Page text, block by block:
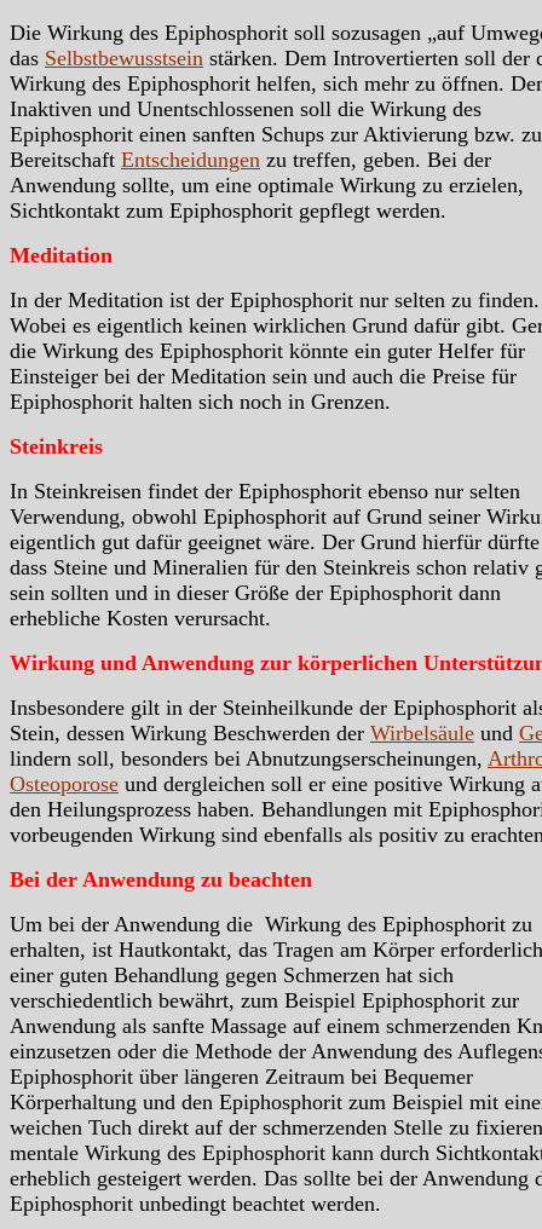
Die Wirkung des Epiphosphorit soll sozusagen „auf
das Selbstbewusstsein stärken. Dem Introvertierten soll der
Wirkung des Epiphosphorit helfen, sich mehr zu öffnen.
Inaktiven und Unentschlossenen soll die Wirkung des
Epiphosphorit einen sanften Schups zur Aktivierung bzw.
Bereitschaft Entscheidungen zu treffen, geben. Bei der
Anwendung sollte, um eine optimale Wirkung zu erzielen,
Sichtkontakt zum Epiphosphorit gepflegt werden.
Meditation
In der Meditation ist der Epiphosphorit nur selten zu finden.
Wobei es eigentlich keinen wirklichen Grund dafür gibt.
die Wirkung des Epiphosphorit könnte ein guter Helfer für
Einsteiger bei der Meditation sein und auch die Preise für
Epiphosphorit halten sich noch in Grenzen.
Steinkreis
In Steinkreisen findet der Epiphosphorit ebenso nur selten
Verwendung, obwohl Epiphosphorit auf Grund seiner
eigentlich gut dafür geeignet wäre. Der Grund hierfür
dass Steine und Mineralien für den Steinkreis schon relativ
sein sollten und in dieser Größe der Epiphosphorit dann
erhebliche Kosten verursacht.
Wirkung und Anwendung zur körperlichen
Insbesondere gilt in der Steinheilkunde der Epiphosphorit
Stein, dessen Wirkung Beschwerden der Wirbelsäule und
lindern soll, besonders bei Abnutzungserscheinungen,
Osteoporose und dergleichen soll er eine positive Wirkung
den Heilungsprozess haben. Behandlungen mit
vorbeugenden Wirkung sind ebenfalls als positiv zu
Bei der Anwendung zu beachten
Um bei der Anwendung die Wirkung des Epiphosphorit zu
erhalten, ist Hautkontakt, das Tragen am Körper
einer guten Behandlung gegen Schmerzen hat sich
verschiedentlich bewährt, zum Beispiel Epiphosphorit zur
Anwendung als sanfte Massage auf einem schmerzenden
einzusetzen oder die Methode der Anwendung des
Epiphosphorit über längeren Zeitraum bei Bequemer
Körperhaltung und den Epiphosphorit zum Beispiel mit
weichen Tuch direkt auf der schmerzenden Stelle zu
mentale Wirkung des Epiphosphorit kann durch
erheblich gesteigert werden. Das sollte bei der Anwendung
Epiphosphorit unbedingt beachtet werden.